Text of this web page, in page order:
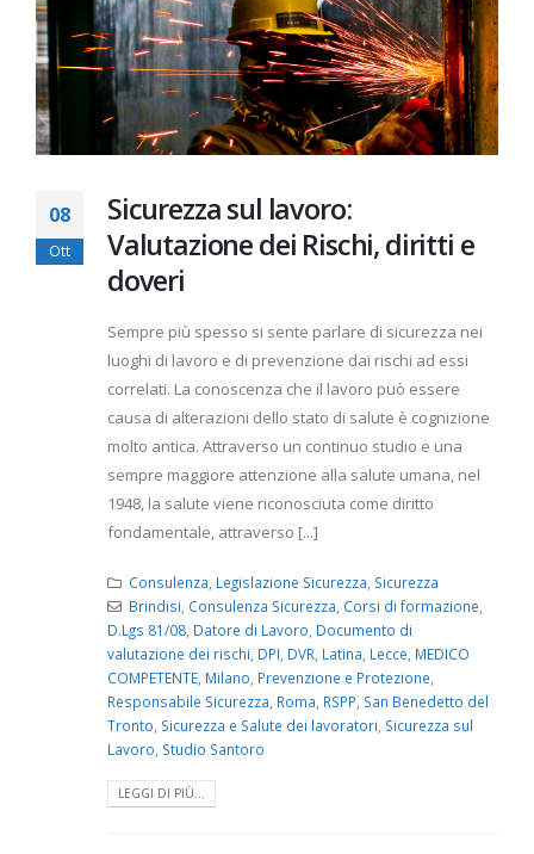
08
Ott
Sicurezza sul lavoro:
Valutazione dei Rischi, diritti e
doveri
Sempre più spesso si sente parlare di sicurezza nei
luoghi di lavoro e di prevenzione dai rischi ad essi
correlati. La conoscenza che il lavoro può essere
causa di alterazioni dello stato di salute è cognizione
molto antica. Attraverso un continuo studio e una
sempre maggiore attenzione alla salute umana, nel
1948, la salute viene riconosciuta come diritto
fondamentale, attraverso [...]
Consulenza, Legislazione Sicurezza, Sicurezza
Brindisi, Consulenza Sicurezza, Corsi di formazione,
D.Lgs 81/08, Datore di Lavoro, Documento di
valutazione dei rischi, DPI, DVR, Latina, Lecce, MEDICO
COMPETENTE, Milano, Prevenzione e Protezione,
Responsabile Sicurezza, Roma, RSPP, San Benedetto del
Tronto, Sicurezza e Salute dei lavoratori, Sicurezza sul
Lavoro, Studio Santoro
LEGGI DI PIÙ...